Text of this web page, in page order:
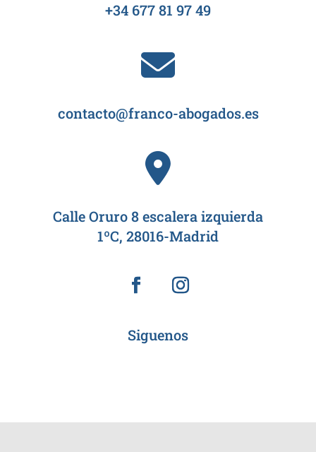
+34 677 81 97 49
contacto@franco-abogados.es
Calle Oruro 8 escalera izquierda
1ºC, 28016-Madrid
Siguenos